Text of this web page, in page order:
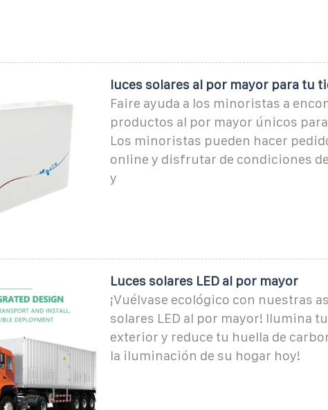
luces solares al por mayor para tu
Faire ayuda a los minoristas a
productos al por mayor únicos
Los minoristas pueden hacer
online y disfrutar de condiciones
y
Luces solares LED al por mayor
¡Vuélvase ecológico con nuestras
solares LED al por mayor! Ilumina
exterior y reduce tu huella de
la iluminación de su hogar hoy!